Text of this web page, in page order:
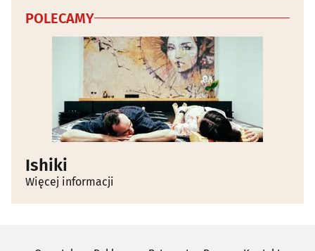
POLECAMY
Ishiki
Więcej informacji